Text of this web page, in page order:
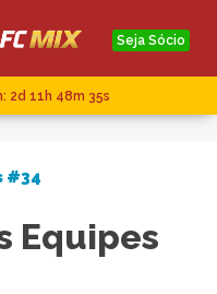
Seja Sócio
2d 11h 48m 34s
#34
Equipes